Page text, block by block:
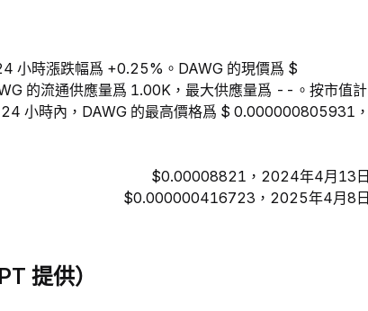
小時漲跌幅爲 +0.25%。DAWG 的現價爲 $
的流通供應量爲 1.00K，最大供應量爲 --。按市值計
小時內，DAWG 的最高價格爲 $ 0.000000805931，
$0.00008821，2024年4月13日
$0.000000416723，2025年4月8日
提供）